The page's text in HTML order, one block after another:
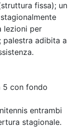
fissa); un
lezioni per
adibita a
5 con fondo
entrambi
stagionale.